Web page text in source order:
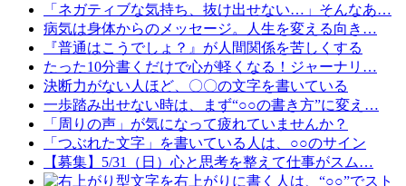
「ネガティブな気持ち、抜け出せない…」そんなあ…
病気は身体からのメッセージ。人生を変える向き…
『普通はこうでしょ？』が人間関係を苦しくする
たった10分書くだけで心が軽くなる！ジャーナリ…
決断力がない人ほど、〇〇の文字を書いている
一歩踏み出せない時は、まず“○○の書き方”に変え…
「周りの声」が気になって疲れていませんか？
「つぶれた文字」を書いている人は、○○のサイン
【募集】5/31（日）心と思考を整えて仕事がスム…
文字を右上がりに書く人は、“○○”でスト